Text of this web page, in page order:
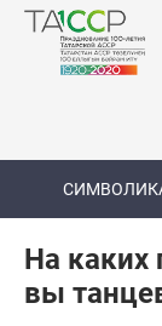
На каких
вы